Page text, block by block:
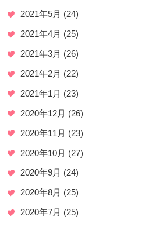
2021年5月 (24)
2021年4月 (25)
2021年3月 (26)
2021年2月 (22)
2021年1月 (23)
2020年12月 (26)
2020年11月 (23)
2020年10月 (27)
2020年9月 (24)
2020年8月 (25)
2020年7月 (25)